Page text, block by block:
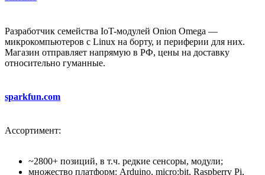
Разработчик семейства IoT-модулей Onion Omega —
микрокомпьютеров с Linux на борту, и периферии для них.
Магазин отправляет напрямую в РФ, цены на доставку
относительно гуманные.
sparkfun.com
Ассортимент:
~2800+ позиций, в т.ч. редкие сенсоры, модули;
множество платформ: Arduino, micro:bit, Raspberry Pi,